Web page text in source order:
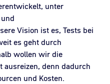
unter
Vision ist es, Tests bei
es geht durch
wollen wir die
ausreizen, denn dadurch
und Kosten.